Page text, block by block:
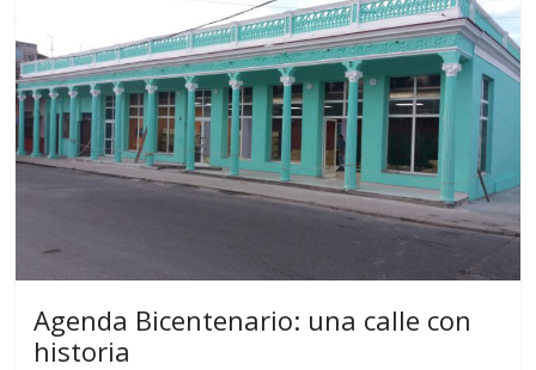
Agenda Bicentenario: una calle con
historia